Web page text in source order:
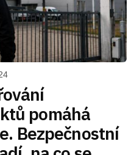
pomáhá
Bezpečnostní